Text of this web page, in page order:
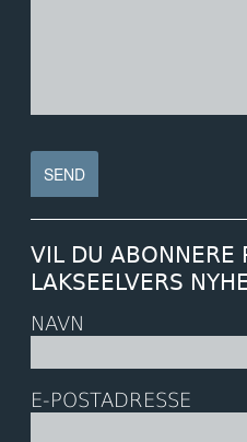
VIL DU ABONNERE
LAKSEELVERS
NAVN
E-POSTADRESSE